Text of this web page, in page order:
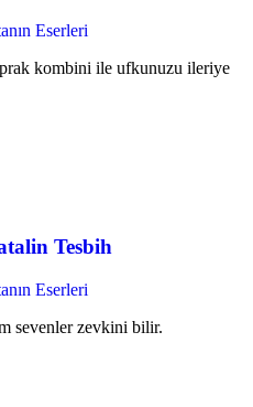
Eserleri
kombini ile ufkunuzu ileriye
Tesbih
Eserleri
sevenler zevkini bilir.